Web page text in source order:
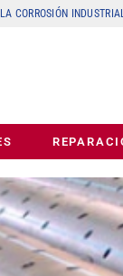
CORROSIÓN